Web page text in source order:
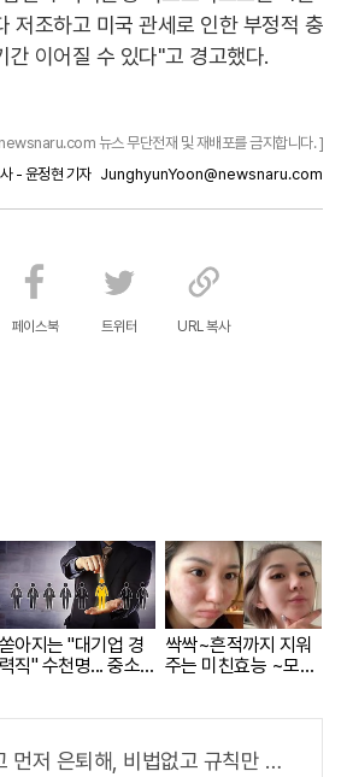
저조하고 미국 관세로 인한 부정적 충
간 이어질 수 있다"고 경고했다.
뉴스 무단전재 및 재배포를 금지합니다. ]
- 윤정현 기자 JunghyunYoon@newsnaru.com
페이스북 트위터 URL 복사
쏟아지는 "대기업 경
력직" 수천명... 중소
싹싹~흔적까지 지워
주는 미친효능 ~모공
31살에 29억 벌고 먼저 은퇴해, 비법없고 규칙만 지켰다!